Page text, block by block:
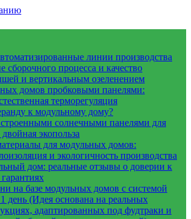
линии производства
сборочного процесса и качество
и вертикальным озеленением
домов пробковыми панелями:
терморегуляция
к модульному дому?
солнечными панелями для
экопольза
для модульных домов:
и экологичность производства
дом: реальные отзывы о доверии к
на базе модульных домов с системой
день (Идея основана на реальных
адаптированных под фудтраки и